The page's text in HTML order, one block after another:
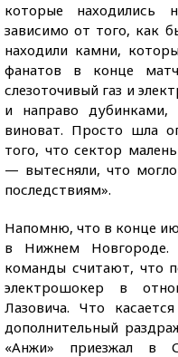
которые находились
зависимо от того, как
находили камни,
фанатов в конце
слезоточивый газ и
и направо дубинками,
виноват. Просто шла
того, что сектор
— вытесняли, что
последствиям».
Напомню, что в конце
в Нижнем Новгороде.
команды считают, что
электрошокер в
Лазовича. Что
дополнительный
«Анжи» приезжал в